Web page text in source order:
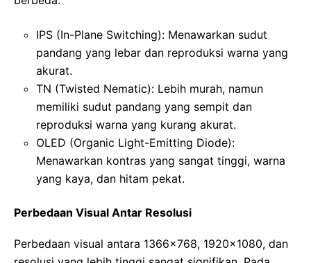
IPS (In-Plane Switching): Menawarkan sudut
pandang yang lebar dan reproduksi warna yang
akurat.
TN (Twisted Nematic): Lebih murah, namun
memiliki sudut pandang yang sempit dan
reproduksi warna yang kurang akurat.
OLED (Organic Light-Emitting Diode):
Menawarkan kontras yang sangat tinggi, warna
yang kaya, dan hitam pekat.
Perbedaan Visual Antar Resolusi
Perbedaan visual antara 1366×768, 1920×1080, dan